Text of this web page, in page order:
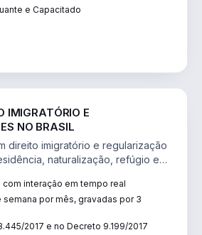
e Capacitado
IMIGRATÓRIO E
NO BRASIL
direito imigratório e regularização
naturalização, refúgio e
com interação em tempo real
semana por mês, gravadas por 3
2017 e no Decreto 9.199/2017